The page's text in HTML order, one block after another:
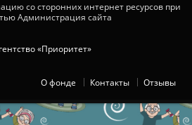
со сторонних интернет ресурсов при
Администрация сайта
«Приоритет»
О фонде Контакты Отзывы